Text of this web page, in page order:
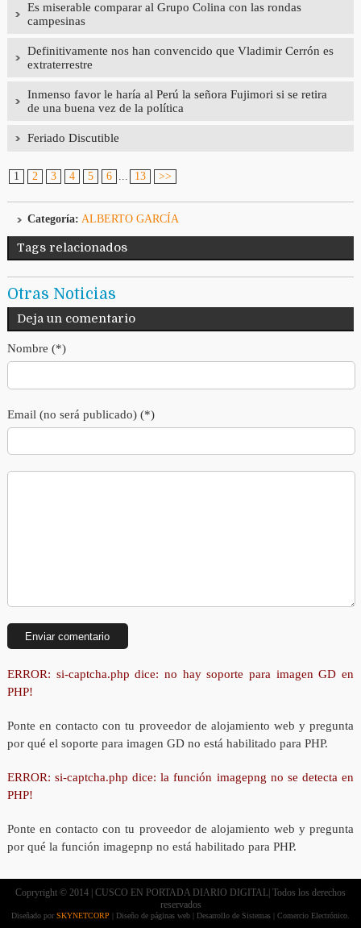
Es miserable comparar al Grupo Colina con las rondas
campesinas
Definitivamente nos han convencido que Vladimir Cerrón es
extraterrestre
Inmenso favor le haría al Perú la señora Fujimori si se retira
de una buena vez de la política
Feriado Discutible
1 2 3 4 5 6 ... 13 >>
Categoría: ALBERTO GARCÍA
Tags relacionados
Otras Noticias
Deja un comentario
Nombre (*)
Email (no será publicado) (*)
ERROR: si-captcha.php dice: no hay soporte para imagen GD en
PHP!
Ponte en contacto con tu proveedor de alojamiento web y pregunta
por qué el soporte para imagen GD no está habilitado para PHP.
ERROR: si-captcha.php dice: la función imagepng no se detecta en
PHP!
Ponte en contacto con tu proveedor de alojamiento web y pregunta
por qué la función imagepnp no está habilitado para PHP.
Copryright © 2014 | CUSCO EN PORTADA DIARIO DIGITAL| Todos los derechos
reservados
Diseñado por SKYNETCORP | Diseño de páginas web | Desarrollo de Sistemas | Comercio Electrónico.